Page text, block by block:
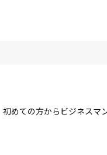
めての方からビジネスマ